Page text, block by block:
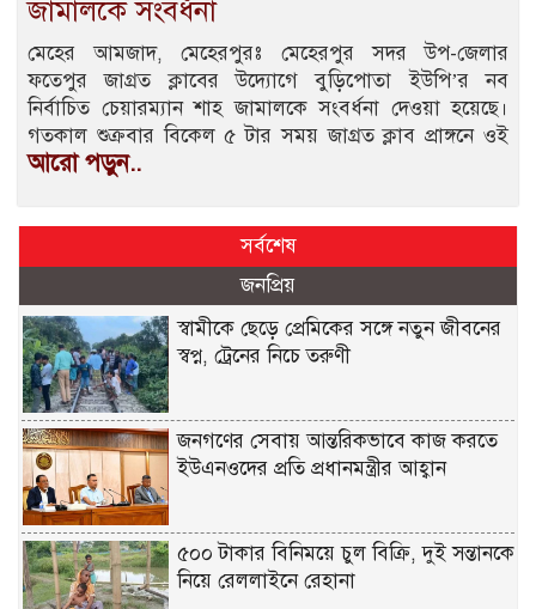
জামালকে সংবর্ধনা
মেহের আমজাদ, মেহেরপুরঃ মেহেরপুর সদর উপ-জেলার
ফতেপুর জাগ্রত ক্লাবের উদ্যোগে বুড়িপোতা ইউপি’র নব
নির্বাচিত চেয়ারম্যান শাহ জামালকে সংবর্ধনা দেওয়া হয়েছে।
গতকাল শুক্রবার বিকেল ৫ টার সময় জাগ্রত ক্লাব প্রাঙ্গনে ওই
আরো পড়ুন..
সর্বশেষ
জনপ্রিয়
স্বামীকে ছেড়ে প্রেমিকের সঙ্গে নতুন জীবনের
স্বপ্ন, ট্রেনের নিচে তরুণী
জনগণের সেবায় আন্তরিকভাবে কাজ করতে
ইউএনওদের প্রতি প্রধানমন্ত্রীর আহ্বান
৫০০ টাকার বিনিময়ে চুল বিক্রি, দুই সন্তানকে
নিয়ে রেললাইনে রেহানা